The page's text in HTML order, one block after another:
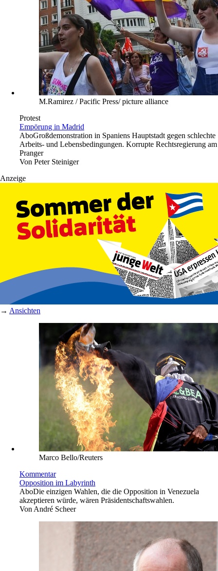
M.Ramirez / Pacific Press/ picture alliance
Protest
Empörung in Madrid
AboGroßdemonstration in Spaniens Hauptstadt gegen schlechte
Arbeits- und Lebensbedingungen. Korrupte Rechtsregierung am
Pranger
Von Peter Steiniger
Anzeige
→ Ansichten
Marco Bello/Reuters
Kommentar
Opposition im Labyrinth
AboDie einzigen Wahlen, die die Opposition in Venezuela
akzeptieren würde, wären Präsidentschaftswahlen.
Von André Scheer